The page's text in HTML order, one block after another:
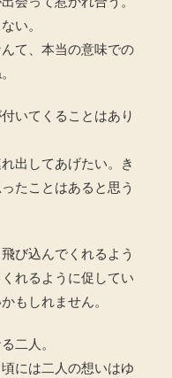
い。
て、本当の意味での
いてくることはあり
出してあげたい。き
たことはあると思う
び込んでくれるよう
れるように促してい
もしれません。
二人。
には二人の想いはゆ